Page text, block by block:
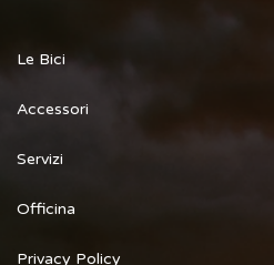
Le Bici
Accessori
Servizi
Officina
Privacy Policy